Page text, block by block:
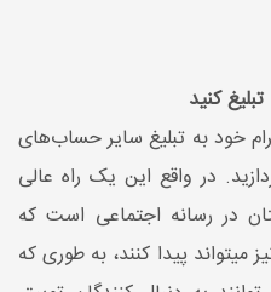
کنید
خود به تبلیغ سایر حساب‌های
در واقع این یک راه عالی
در رسانه اجتماعی است که
میتواند پیدا کنند، به طوری که